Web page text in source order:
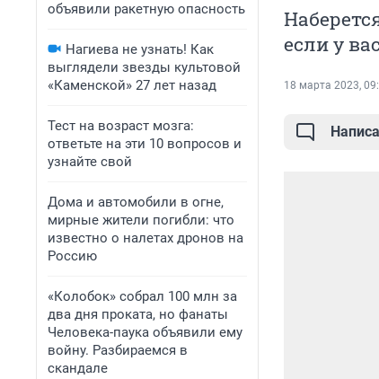
объявили ракетную опасность
Нагиева не узнать! Как
выглядели звезды культовой
«Каменской» 27 лет назад
Тест на возраст мозга:
ответьте на эти 10 вопросов и
узнайте свой
Дома и автомобили в огне,
мирные жители погибли: что
известно о налетах дронов на
Россию
«Колобок» собрал 100 млн за
два дня проката, но фанаты
Человека-паука объявили ему
войну. Разбираемся в
скандале
если у
18 марта 2023,